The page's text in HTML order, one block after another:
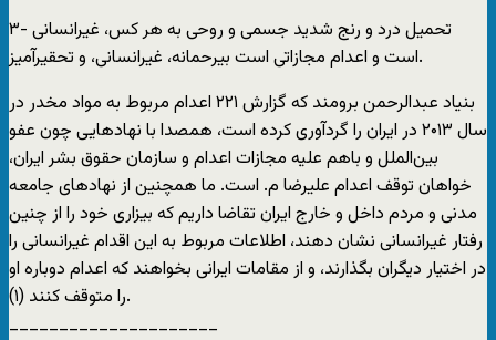
۳- تحمیل درد و رنج شدید جسمی و روحی به هر کس، غیرانسانی
است و اعدام مجازاتی است بیرحمانه، غیرانسانی، و تحقیرآمیز.
بنیاد عبدالرحمن برومند که گزارش ۲۲۱ اعدام مربوط به مواد مخدر در
سال ۲۰۱۳ در ایران را گردآوری کرده است، همصدا با نهادهایی چون عفو
بین‌الملل و باهم علیه مجازات اعدام و سازمان حقوق بشر ایران،
خواهان توقف اعدام علیرضا م. است. ما همچنین از نهادهای جامعه
مدنی و مردم داخل و خارج ایران تقاضا داریم که بیزاری خود را از چنین
رفتار غیرانسانی نشان دهند، اطلاعات مربوط به این اقدام غیرانسانی را
در اختیار دیگران بگذارند، و از مقامات ایرانی بخواهند که اعدام دوباره او
را متوقف کنند (١).
_____________________